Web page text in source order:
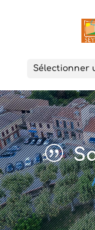
Sélectionner